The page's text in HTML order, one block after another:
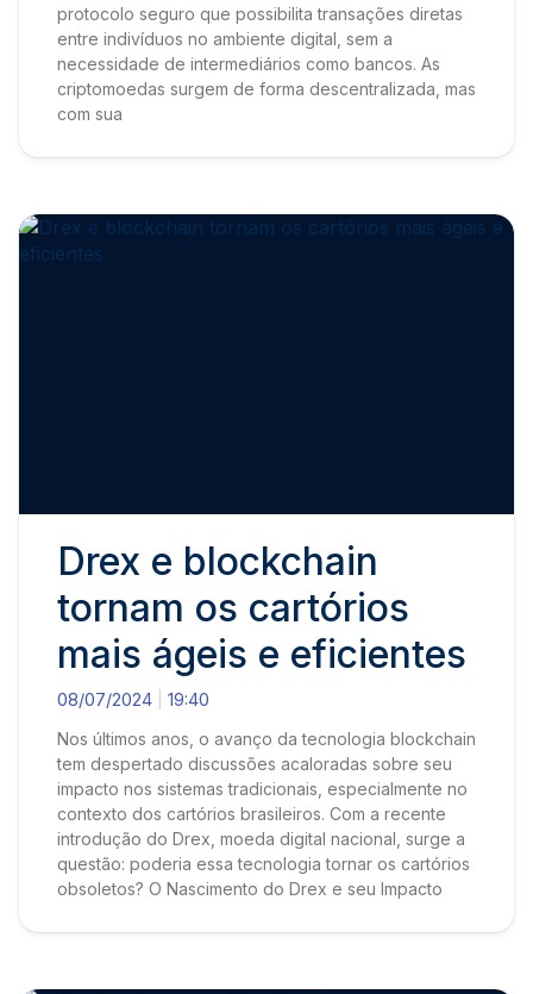
protocolo seguro que possibilita transações diretas
entre indivíduos no ambiente digital, sem a
necessidade de intermediários como bancos. As
criptomoedas surgem de forma descentralizada, mas
com sua
Drex e blockchain
tornam os cartórios
mais ágeis e eficientes
08/07/2024
19:40
Nos últimos anos, o avanço da tecnologia blockchain
tem despertado discussões acaloradas sobre seu
impacto nos sistemas tradicionais, especialmente no
contexto dos cartórios brasileiros. Com a recente
introdução do Drex, moeda digital nacional, surge a
questão: poderia essa tecnologia tornar os cartórios
obsoletos? O Nascimento do Drex e seu Impacto